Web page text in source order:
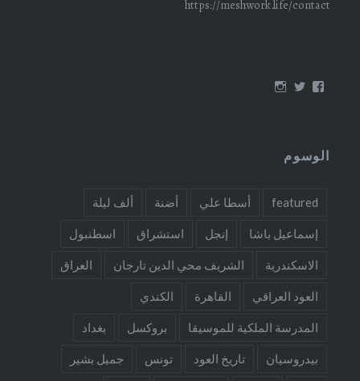
https://meshwork.life/contact
عرضعرضعرض
الوسوم
featured أسطا علي أضنة ألف ليلة
إسماعيل باشا إنجل استشراق اسطنبول
الاسكندرية الشريف محي الدين تارجان العراق
العود العراقي القاهرة الكندي
المدرسة الملكية للموسيقا بروكسل بغداد
بيدروسيان تاريخ العود تونس جميل بشير